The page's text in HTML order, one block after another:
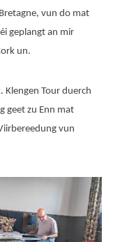
vun do mat
geplangt an mir
un.
Klengen Tour duerch
geet zu Enn mat
vun